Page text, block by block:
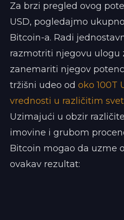
Za brzi pregled ovog
USD, pogledajmo
Bitcoin-a. Radi
razmotriti njegovu ulogu
zanemariti njegov
tržišni udeo od oko 100T
vrednosti u različitim
Uzimajući u obzir
imovine i grubom
Bitcoin mogao da uzme
ovakav rezultat: